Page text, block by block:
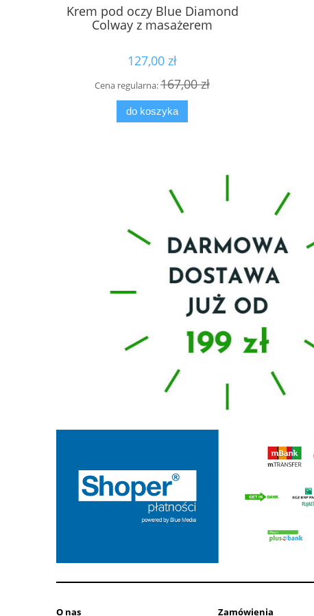
Krem pod oczy Blue Diamond
Colway z masażerem
127,00 zł
Cena regularna:167,00 zł
do koszyka
O nas Zamówienia